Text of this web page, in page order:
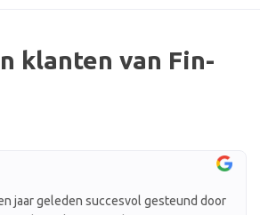
klanten van Fin-
Zeer volledig advies op basis van